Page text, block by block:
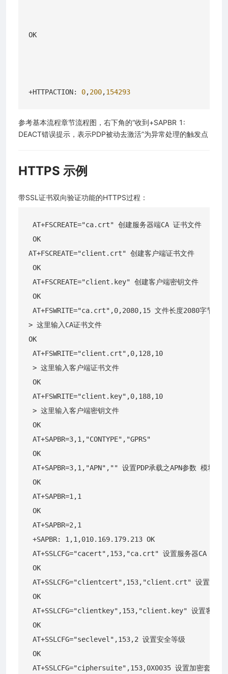
OK
+HTTPACTION: 0,200,154293
参考基本流程章节流程图，右下角的“收到+SAPBR 1:
DEACT错误提示，表示PDP被动去激活”为异常处理的触发点
HTTPS 示例
带SSL证书双向验证功能的HTTPS过程：
AT+FSCREATE="ca.crt" 创建服务器端CA 证书文件
OK
AT+FSCREATE="client.crt" 创建客户端证书文件
OK
AT+FSCREATE="client.key" 创建客户端密钥文件
OK
AT+FSWRITE="ca.crt",0,2080,15 文件长度2080字节只
> 这里输入CA证书文件
OK
AT+FSWRITE="client.crt",0,128,10
> 这里输入客户端证书文件
OK
AT+FSWRITE="client.key",0,188,10
> 这里输入客户端密钥文件
OK
AT+SAPBR=3,1,"CONTYPE","GPRS"
OK
AT+SAPBR=3,1,"APN","" 设置PDP承载之APN参数 模块注
OK
AT+SAPBR=1,1
OK
AT+SAPBR=2,1
+SAPBR: 1,1,010.169.179.213 OK
AT+SSLCFG="cacert",153,"ca.crt" 设置服务器CA 证书
OK
AT+SSLCFG="clientcert",153,"client.crt" 设置客户
OK
AT+SSLCFG="clientkey",153,"client.key" 设置客户
OK
AT+SSLCFG="seclevel",153,2 设置安全等级
OK
AT+SSLCFG="ciphersuite",153,0X0035 设置加密套件